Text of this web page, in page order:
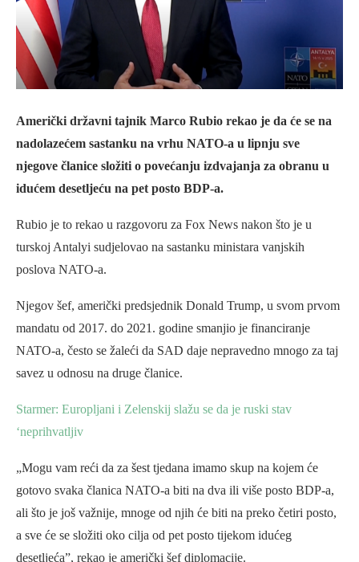
Američki državni tajnik Marco Rubio rekao je da će se na
nadolazećem sastanku na vrhu NATO-a u lipnju sve
njegove članice složiti o povećanju izdvajanja za obranu u
idućem desetljeću na pet posto BDP-a.
Rubio je to rekao u razgovoru za Fox News nakon što je u
turskoj Antalyi sudjelovao na sastanku ministara vanjskih
poslova NATO-a.
Njegov šef, američki predsjednik Donald Trump, u svom prvom
mandatu od 2017. do 2021. godine smanjio je financiranje
NATO-a, često se žaleći da SAD daje nepravedno mnogo za taj
savez u odnosu na druge članice.
Starmer: Europljani i Zelenskij slažu se da je ruski stav
‘neprihvatljiv
„Mogu vam reći da za šest tjedana imamo skup na kojem će
gotovo svaka članica NATO-a biti na dva ili više posto BDP-a,
ali što je još važnije, mnoge od njih će biti na preko četiri posto,
a sve će se složiti oko cilja od pet posto tijekom idućeg
desetljeća”, rekao je američki šef diplomacije.